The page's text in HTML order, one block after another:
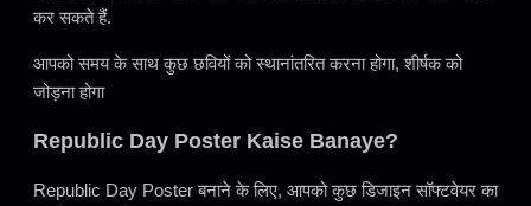
कर सकते हैं.
आपको समय के साथ कुछ छवियों को स्थानांतरित करना होगा, शीर्षक को
जोड़ना होगा
Republic Day Poster Kaise Banaye?
Republic Day Poster बनाने के लिए, आपको कुछ डिजाइन सॉफ्टवेयर का